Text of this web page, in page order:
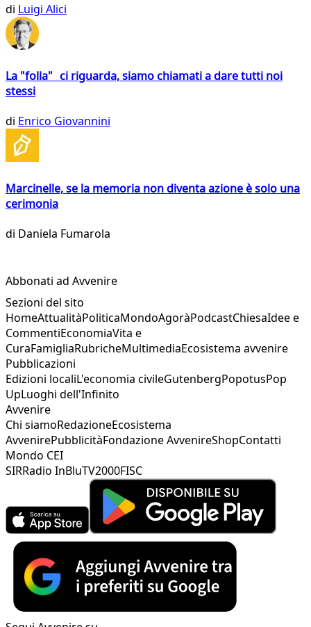
di Luigi Alici
La "folla" ci riguarda, siamo chiamati a dare tutti noi
stessi
di Enrico Giovannini
Marcinelle, se la memoria non diventa azione è solo una
cerimonia
di Daniela Fumarola
Abbonati ad Avvenire
Sezioni del sito
HomeAttualitàPoliticaMondoAgoràPodcastChiesaIdee e
CommentiEconomiaVita e
CuraFamigliaRubricheMultimediaEcosistema avvenire
Pubblicazioni
Edizioni localiL'economia civileGutenbergPopotusPop
UpLuoghi dell'Infinito
Avvenire
Chi siamoRedazioneEcosistema
AvvenirePubblicitàFondazione AvvenireShopContatti
Mondo CEI
SIRRadio InBluTV2000FISC